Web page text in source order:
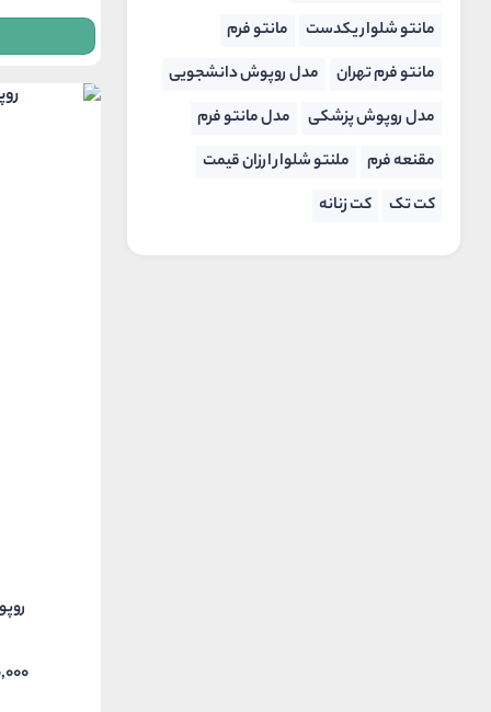
مانتو شلوار یکدست
مانتو فرم
مانتو فرم تهران
مدل روپوش دانشجویی
مدل روپوش پزشکی
مدل مانتو فرم
مقنعه فرم
ملنتو شلوار ارزان قیمت
کت تک
کت زنانه